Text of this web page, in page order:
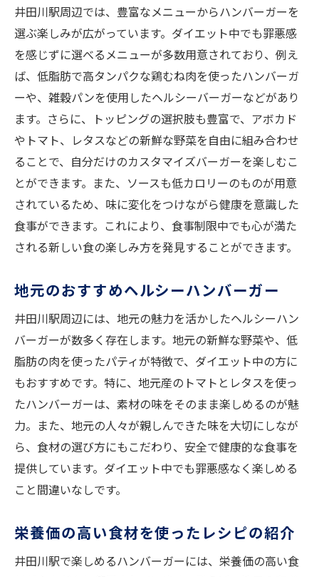
井田川駅周辺では、豊富なメニューからハンバーガーを
選ぶ楽しみが広がっています。ダイエット中でも罪悪感
を感じずに選べるメニューが多数用意されており、例え
ば、低脂肪で高タンパクな鶏むね肉を使ったハンバーガ
ーや、雑穀パンを使用したヘルシーバーガーなどがあり
ます。さらに、トッピングの選択肢も豊富で、アボカド
やトマト、レタスなどの新鮮な野菜を自由に組み合わせ
ることで、自分だけのカスタマイズバーガーを楽しむこ
とができます。また、ソースも低カロリーのものが用意
されているため、味に変化をつけながら健康を意識した
食事ができます。これにより、食事制限中でも心が満た
される新しい食の楽しみ方を発見することができます。
地元のおすすめヘルシーハンバーガー
井田川駅周辺には、地元の魅力を活かしたヘルシーハン
バーガーが数多く存在します。地元の新鮮な野菜や、低
脂肪の肉を使ったパティが特徴で、ダイエット中の方に
もおすすめです。特に、地元産のトマトとレタスを使っ
たハンバーガーは、素材の味をそのまま楽しめるのが魅
力。また、地元の人々が親しんできた味を大切にしなが
ら、食材の選び方にもこだわり、安全で健康的な食事を
提供しています。ダイエット中でも罪悪感なく楽しめる
こと間違いなしです。
栄養価の高い食材を使ったレシピの紹介
井田川駅で楽しめるハンバーガーには、栄養価の高い食